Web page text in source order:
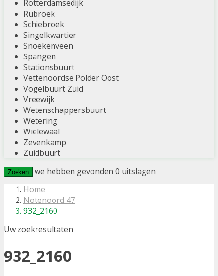
Rotterdamsedijk
Rubroek
Schiebroek
Singelkwartier
Snoekenveen
Spangen
Stationsbuurt
Vettenoordse Polder Oost
Vogelbuurt Zuid
Vreewijk
Wetenschappersbuurt
Wetering
Wielewaal
Zevenkamp
Zuidbuurt
Zoeken we hebben gevonden 0 uitslagen
Home
Notenoord 47
932_2160
Uw zoekresultaten
932_2160